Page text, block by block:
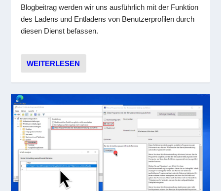
Blogbeitrag werden wir uns ausführlich mit der Funktion
des Ladens und Entladens von Benutzerprofilen durch
diesen Dienst befassen.
WEITERLESEN